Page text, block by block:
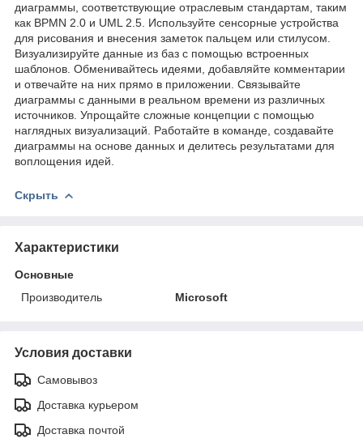
диаграммы, соответствующие отраслевым стандартам, таким
как BPMN 2.0 и UML 2.5. Используйте сенсорные устройства
для рисования и внесения заметок пальцем или стилусом.
Визуализируйте данные из баз с помощью встроенных
шаблонов. Обменивайтесь идеями, добавляйте комментарии
и отвечайте на них прямо в приложении. Связывайте
диаграммы с данными в реальном времени из различных
источников. Упрощайте сложные концепции с помощью
наглядных визуализаций. Работайте в команде, создавайте
диаграммы на основе данных и делитесь результатами для
воплощения идей.
Скрыть
Характеристики
Основные
Производитель
Microsoft
Условия доставки
Самовывоз
Доставка курьером
Доставка почтой